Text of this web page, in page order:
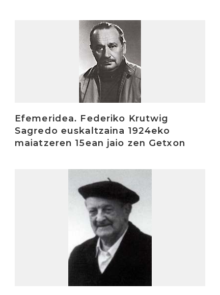
Efemeridea. Federiko Krutwig
Sagredo euskaltzaina 1924eko
maiatzeren 15ean jaio zen Getxon